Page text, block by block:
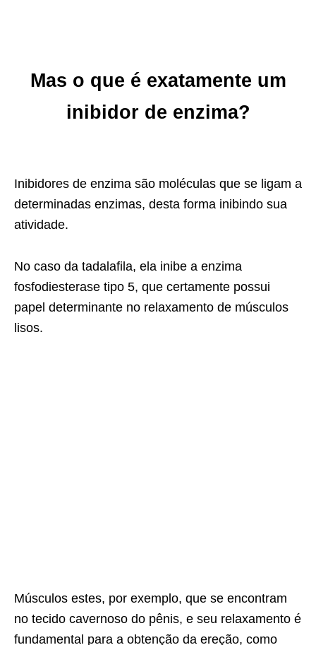
Mas o que é exatamente um
inibidor de enzima?
Inibidores de enzima são moléculas que se ligam a
determinadas enzimas, desta forma inibindo sua
atividade.
No caso da tadalafila, ela inibe a enzima
fosfodiesterase tipo 5, que certamente possui
papel determinante no relaxamento de músculos
lisos.
Músculos estes, por exemplo, que se encontram
no tecido cavernoso do pênis, e seu relaxamento é
fundamental para a obtenção da ereção, como